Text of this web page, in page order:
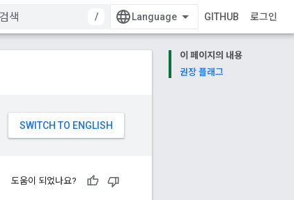
/ GITHUB 로그인
이 페이지의 내용
권장 플래그
도움이 되었나요?